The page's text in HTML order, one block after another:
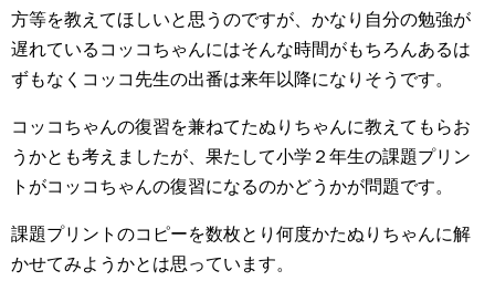
方等を教えてほしいと思うのですが、かなり自分の勉強が
遅れているコッコちゃんにはそんな時間がもちろんあるは
ずもなくコッコ先生の出番は来年以降になりそうです。
コッコちゃんの復習を兼ねてたぬりちゃんに教えてもらお
うかとも考えましたが、果たして小学２年生の課題プリン
トがコッコちゃんの復習になるのかどうかが問題です。
課題プリントのコピーを数枚とり何度かたぬりちゃんに解
かせてみようかとは思っています。